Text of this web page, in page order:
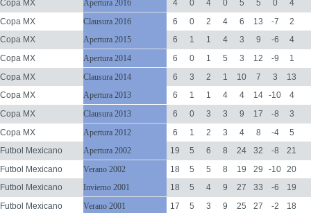
Copa MX
Apertura 2016 4 0 4 0 5 5 0
4
Copa MX
Clausura 2016 6 0 2 4 6 13 -7
2
Copa MX
Apertura 2015 6 1 1 4 3 9 -6
4
Copa MX
Apertura 2014 6 0 1 5 3 12 -9
1
Copa MX
Clausura 2014 6 3 2 1 10 7 3
13
Copa MX
Apertura 2013 6 1 1 4 4 14 -10
4
Copa MX
Clausura 2013 6 0 3 3 9 17 -8
3
Copa MX
Apertura 2012 6 1 2 3 4 8 -4
5
Futbol Mexicano
Apertura 2002 19 5 6 8 24 32 -8
21
Futbol Mexicano
Verano 2002 18 5 5 8 19 29 -10 20
Futbol Mexicano
Invierno 2001 18 5 4 9 27 33 -6
19
Futbol Mexicano
Verano 2001 17 5 3 9 25 27 -2
18